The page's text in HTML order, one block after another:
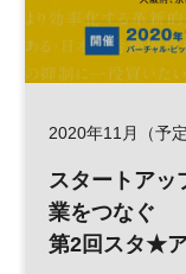
2020年11月（予定
スタートアッ
業をつなぐ
第2回スタ★